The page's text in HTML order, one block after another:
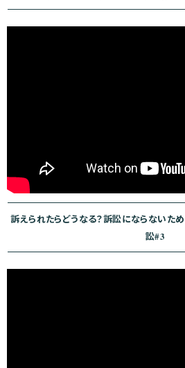
訴えられたらどうなる？訴訟にならないた
訟#3